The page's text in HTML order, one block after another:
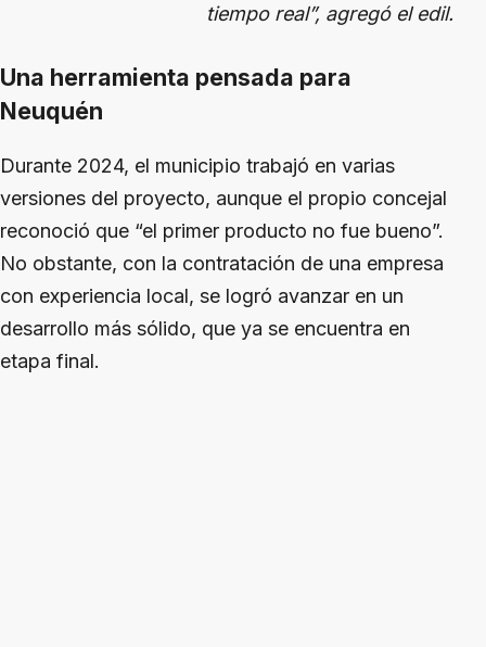
tiempo real”, agregó el edil.
Una herramienta pensada para
Neuquén
Durante 2024, el municipio trabajó en varias
versiones del proyecto, aunque el propio concejal
reconoció que “el primer producto no fue bueno”.
No obstante, con la contratación de una empresa
con experiencia local, se logró avanzar en un
desarrollo más sólido, que ya se encuentra en
etapa final.